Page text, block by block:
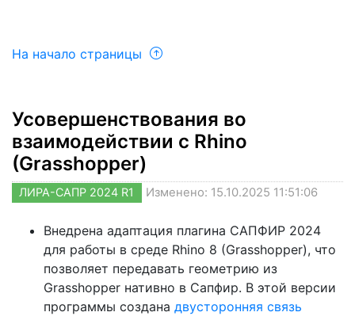
На начало страницы
Усовершенствования во
взаимодействии с Rhino
(Grasshopper)
ЛИРА-САПР 2024 R1 Изменено: 15.10.2025 11:51:06
Внедрена адаптация плагина САПФИР 2024
для работы в среде Rhino 8 (Grasshopper), что
позволяет передавать геометрию из
Grasshopper нативно в Сапфир. В этой версии
программы создана двусторонняя связь